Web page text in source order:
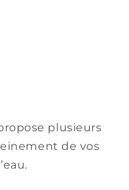
plusieurs
de vos